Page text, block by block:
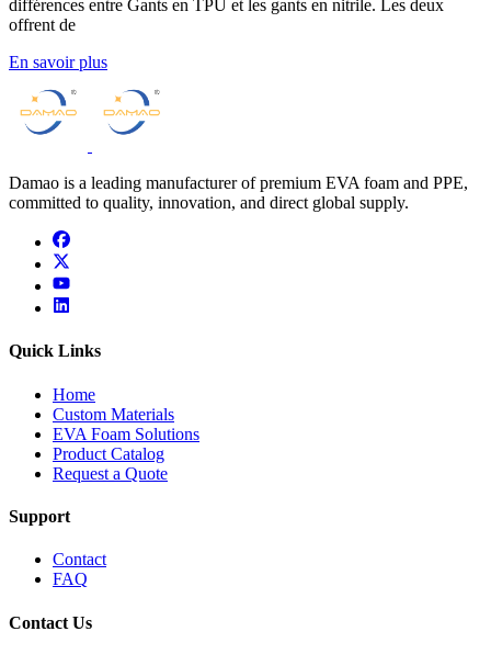
différences entre Gants en TPU et les gants en nitrile. Les deux
offrent de
En savoir plus
Damao is a leading manufacturer of premium EVA foam and PPE,
committed to quality, innovation, and direct global supply.
facebook
x
youtube
linkedin
Quick Links
Home
Custom Materials
EVA Foam Solutions
Product Catalog
Request a Quote
Support
Contact
FAQ
Contact Us